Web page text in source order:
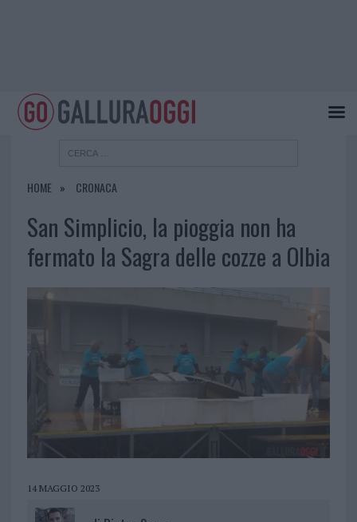
HOME CRONACA
San Simplicio, la pioggia non ha
fermato la Sagra delle cozze a Olbia
14 MAGGIO 2023